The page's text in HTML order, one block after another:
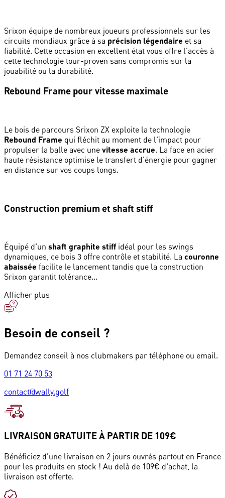
Srixon équipe de nombreux joueurs professionnels sur les
circuits mondiaux grâce à sa précision légendaire et sa
fiabilité. Cette occasion en excellent état vous offre l'accès à
cette technologie tour-proven sans compromis sur la
jouabilité ou la durabilité.
Rebound Frame pour vitesse maximale
Le bois de parcours Srixon ZX exploite la technologie
Rebound Frame qui fléchit au moment de l'impact pour
propulser la balle avec une vitesse accrue. La face en acier
haute résistance optimise le transfert d'énergie pour gagner
en distance sur vos coups longs.
Construction premium et shaft stiff
Équipé d'un shaft graphite stiff idéal pour les swings
dynamiques, ce bois 3 offre contrôle et stabilité. La couronne
abaissée facilite le lancement tandis que la construction
Srixon garantit tolérance...
Afficher plus
Besoin de conseil ?
Demandez conseil à nos clubmakers par téléphone ou email.
01 71 24 70 53
contact@wally.golf
LIVRAISON GRATUITE À PARTIR DE 109€
Bénéficiez d'une livraison en 2 jours ouvrés partout en France
pour les produits en stock ! Au delà de 109€ d'achat, la
livraison est offerte.